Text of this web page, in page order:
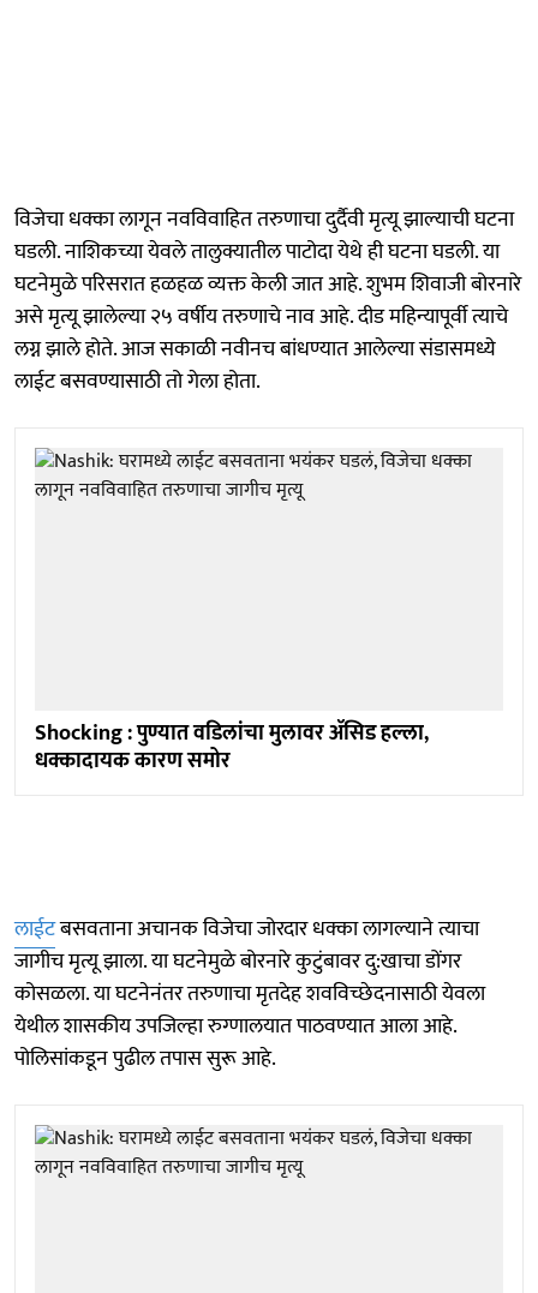
विजेचा धक्का लागून नवविवाहित तरुणाचा दुर्दैवी मृत्यू झाल्याची घटना
घडली. नाशिकच्या येवले तालुक्यातील पाटोदा येथे ही घटना घडली. या
घटनेमुळे परिसरात हळहळ व्यक्त केली जात आहे. शुभम शिवाजी बोरनारे
असे मृत्यू झालेल्या २५ वर्षीय तरुणाचे नाव आहे. दीड महिन्यापूर्वी त्याचे
लग्न झाले होते. आज सकाळी नवीनच बांधण्यात आलेल्या संडासमध्ये
लाईट बसवण्यासाठी तो गेला होता.
Shocking : पुण्यात वडिलांचा मुलावर ॲसिड हल्ला,
धक्कादायक कारण समोर
लाईटबसवताना अचानक विजेचा जोरदार धक्का लागल्याने त्याचा
जागीच मृत्यू झाला. या घटनेमुळे बोरनारे कुटुंबावर दु:खाचा डोंगर
कोसळला. या घटनेनंतर तरुणाचा मृतदेह शवविच्छेदनासाठी येवला
येथील शासकीय उपजिल्हा रुग्णालयात पाठवण्यात आला आहे.
पोलिसांकडून पुढील तपास सुरू आहे.